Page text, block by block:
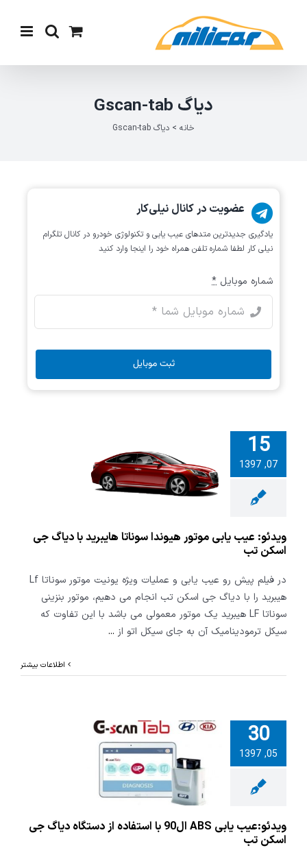
content
دیاگ Gscan-tab
خانه > دیاگ Gscan-tab
15
07, 1397
عیب یابی
سوناتا
با دیاگ جی
ویدئو: عیب یابی موتور هیوندا سوناتا هایبرید با دیاگ جی
اسکن تب
در فیلم پیش رو عیب یابی و عملیات ویژه یونیت موتور سوناتا Lf
هیبرید را با دیاگ جی اسکن تب انجام می دهیم، موتور بنزینی
سوناتا LF هیبرید یک موتور معمولی می باشد با این تفاوت که
سیکل ترمودینامیک آن به جای سیکل اتو از ...
اطلاعات بیشتر
30
05, 1397 ویدئو:عیب یابی ABS
با استفاده از
دیاگ جی
ویدئو:عیب یابی ABS ال90 با استفاده از دستگاه دیاگ جی
اسکن تب
عضویت در کانال نیلی‌کار
یادگیری جدیدترین متد‌های عیب یابی‌ و تکنولوژی خودرو در کانال تلگرام
نیلی کار لطفا شماره تلفن همراه خود را اینجا وارد کنید
شماره موبایل *
ثبت موبایل